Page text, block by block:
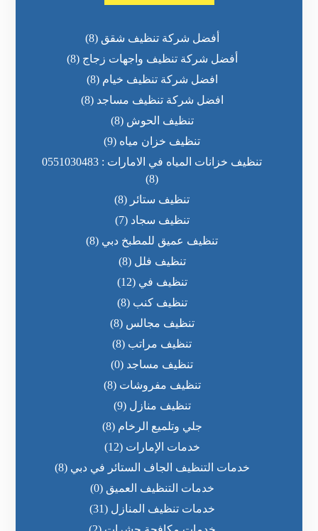
أفضل شركة تنظيف شقق (8)
أفضل شركة تنظيف واجهات زجاج (8)
افضل شركة تنظيف خيام (8)
افضل شركة تنظيف مساجد (8)
تنظيف الحوش (8)
تنظيف خزان مياه (9)
تنظيف خزانات المياه في الامارات : 0551030483
(8)
تنظيف ستائر (8)
تنظيف سجاد (7)
تنظيف عميق للمطبخ دبي (8)
تنظيف فلل (8)
تنظيف في (12)
تنظيف كنب (8)
تنظيف مجالس (8)
تنظيف مراتب (8)
تنظيف مساجد (0)
تنظيف مفروشات (8)
تنظيف منازل (9)
جلي وتلميع الرخام (8)
خدمات الإمارات (12)
خدمات التنظيف الجاف الستائر في دبي (8)
خدمات التنظيف العميق (0)
خدمات تنظيف المنازل (31)